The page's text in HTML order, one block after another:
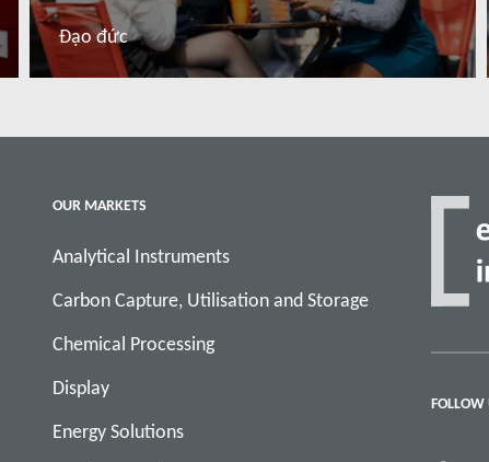
Đạo đức
OUR MARKETS
Analytical Instruments
Carbon Capture, Utilisation and Storage
Chemical Processing
Display
Energy Solutions
FOLLOW